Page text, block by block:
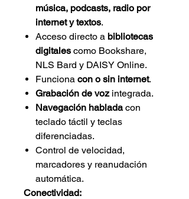
música, podcasts, radio por
internet y textos.
Acceso directo a bibliotecas
digitales como Bookshare,
NLS Bard y DAISY Online.
Funciona con o sin internet.
Grabación de vozintegrada.
Navegación habladacon
teclado táctil y teclas
diferenciadas.
Control de velocidad,
marcadores y reanudación
automática.
Conectividad: